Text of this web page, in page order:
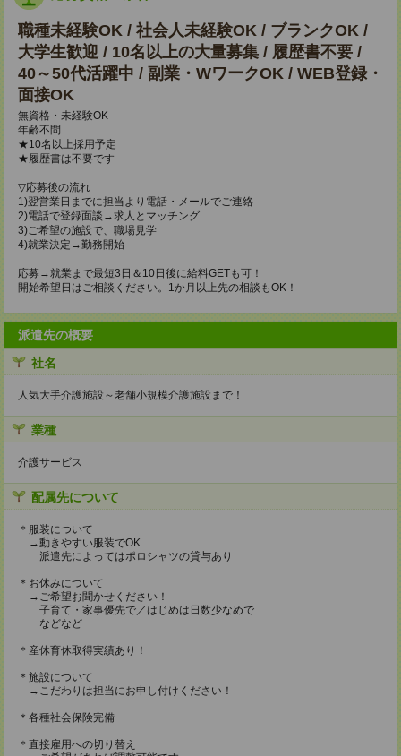
職種未経験OK / 社会人未経験OK / ブランクOK /
大学生歓迎 / 10名以上の大量募集 / 履歴書不要 /
40～50代活躍中 / 副業・WワークOK / WEB登録・
面接OK
無資格・未経験OK
年齢不問
★10名以上採用予定
★履歴書は不要です
▽応募後の流れ
1)翌営業日までに担当より電話・メールでご連絡
2)電話で登録面談→求人とマッチング
3)ご希望の施設で、職場見学
4)就業決定→勤務開始
応募→就業まで最短3日＆10日後に給料GETも可！
開始希望日はご相談ください。1か月以上先の相談もOK！
派遣先の概要
社名
人気大手介護施設～老舗小規模介護施設まで！
業種
介護サービス
配属先について
＊服装について
→動きやすい服装でOK
派遣先によってはポロシャツの貸与あり
＊お休みについて
→ご希望お聞かせください！
子育て・家事優先で／はじめは日数少なめで
などなど
＊産休育休取得実績あり！
＊施設について
→こだわりは担当にお申し付けください！
＊各種社会保険完備
＊直接雇用への切り替え